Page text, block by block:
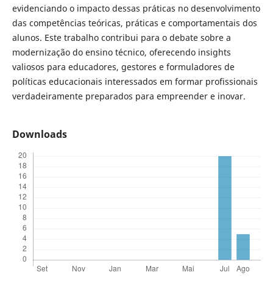
evidenciando o impacto dessas práticas no desenvolvimento
das competências teóricas, práticas e comportamentais dos
alunos. Este trabalho contribui para o debate sobre a
modernização do ensino técnico, oferecendo insights
valiosos para educadores, gestores e formuladores de
políticas educacionais interessados em formar profissionais
verdadeiramente preparados para empreender e inovar.
Downloads